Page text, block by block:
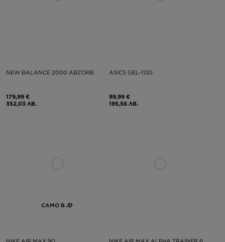
NEW BALANCE 2000 ABZORB
179,99 €
352,03 ЛВ.
ASICS GEL-1130
99,99 €
195,56 ЛВ.
САМО В